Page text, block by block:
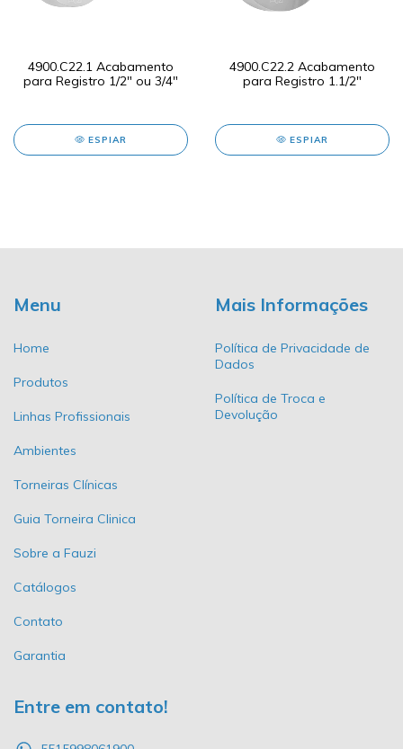
4900.C22.1 Acabamento
para Registro 1/2" ou 3/4"
ESPIAR
4900.C22.2 Acabamento
para Registro 1.1/2"
ESPIAR
Menu
Home
Produtos
Linhas Profissionais
Ambientes
Torneiras Clínicas
Guia Torneira Clinica
Sobre a Fauzi
Catálogos
Contato
Garantia
Mais Informações
Política de Privacidade de
Dados
Política de Troca e
Devolução
Entre em contato!